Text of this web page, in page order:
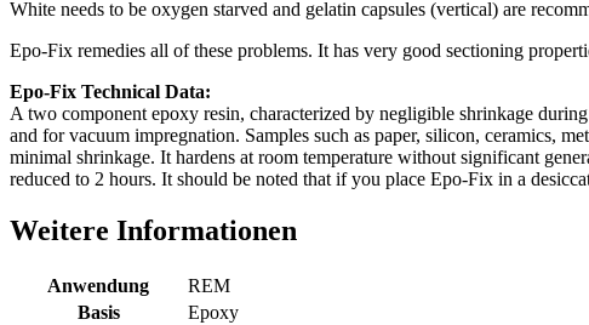
White needs to be oxygen starved and gelatin capsules (vertical) are
Epo-Fix remedies all of these problems. It has very good sectioning
Epo-Fix Technical Data:
A two component epoxy resin, characterized by negligible shrinkage
and for vacuum impregnation. Samples such as paper, silicon, ceramics,
minimal shrinkage. It hardens at room temperature without significant
reduced to 2 hours. It should be noted that if you place Epo-Fix in a
Weitere Informationen
Anwendung
REM
Basis
Epoxy